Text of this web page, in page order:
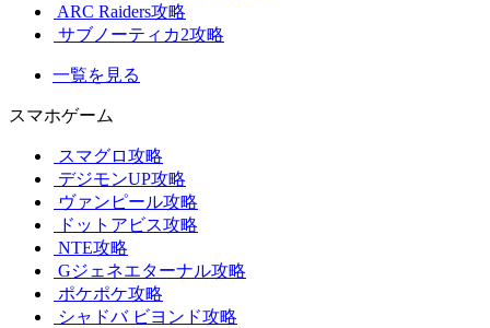
ARC Raiders攻略
サブノーティカ2攻略
一覧を見る
スマホゲーム
スマグロ攻略
デジモンUP攻略
ヴァンピール攻略
ドットアビス攻略
NTE攻略
Gジェネエターナル攻略
ポケポケ攻略
シャドバ ビヨンド攻略